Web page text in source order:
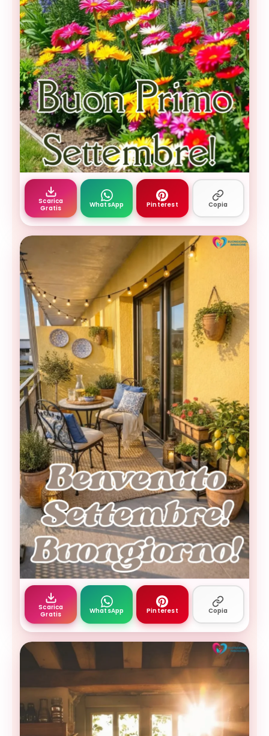
giardino colorato pieno di fiori con recinzione
Scarica
Gratis
WhatsApp Pinterest Copia
immagini buongiorno settembre - terrazzo
Scarica
Gratis
WhatsApp Pinterest Copia